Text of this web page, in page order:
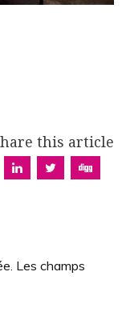
this article
Les champs